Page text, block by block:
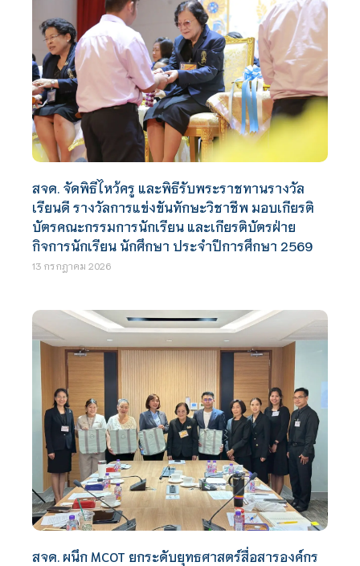
สจด. จัดพิธีไหว้ครู และพิธีรับพระราชทานรางวัล
เรียนดี รางวัลการแข่งขันทักษะวิชาชีพ มอบเกียรติ
บัตรคณะกรรมการนักเรียน และเกียรติบัตรฝ่าย
กิจการนักเรียน นักศึกษา ประจำปีการศึกษา 2569
13 กรกฎาคม 2026
สจด. ผนึก MCOT ยกระดับยุทธศาสตร์สื่อสารองค์กร